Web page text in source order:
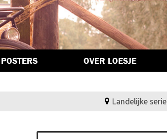
POSTERS OVER LOESJE
Landelijke serie